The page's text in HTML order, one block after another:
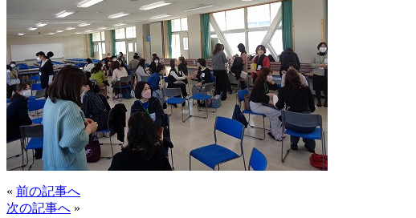
« 前の記事へ
次の記事へ »